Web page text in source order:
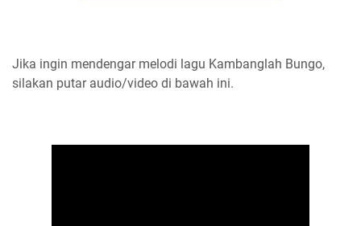
Jika ingin mendengar melodi lagu Kambanglah Bungo,
silakan putar audio/video di bawah ini.